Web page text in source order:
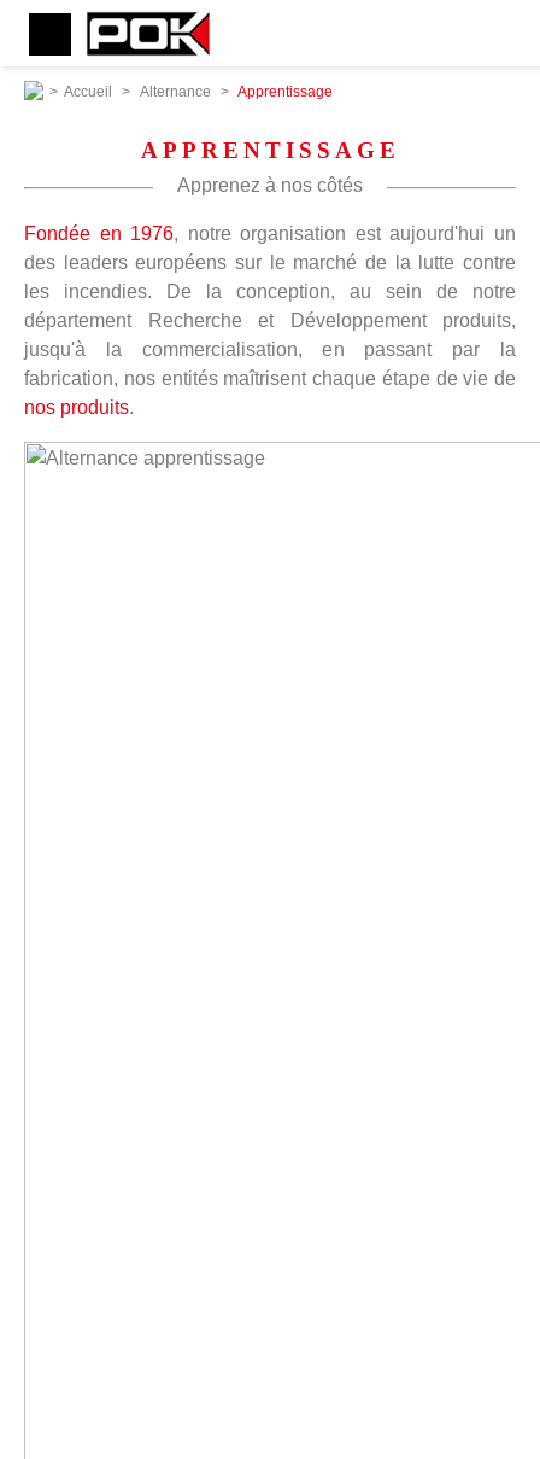
> Accueil > Alternance > Apprentissage
APPRENTISSAGE
Apprenez à nos côtés
Fondée en 1976, notre organisation est aujourd'hui un
des leaders européens sur le marché de la lutte contre
les incendies. De la conception, au sein de notre
département Recherche et Développement produits,
jusqu'à la commercialisation, en passant par la
fabrication, nos entités maîtrisent chaque étape de vie de
nos produits.